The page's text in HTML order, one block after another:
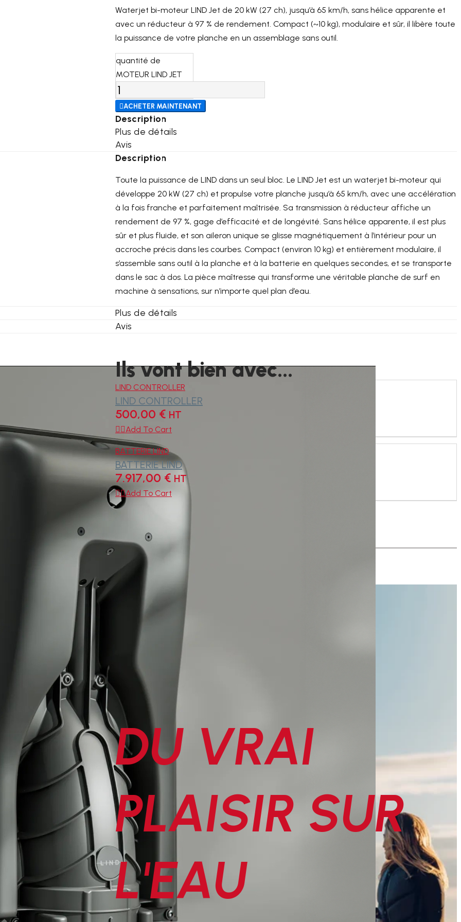
Waterjet bi-moteur LIND Jet de 20 kW (27 ch), jusqu’à 65 km/h, sans hélice apparente et
avec un réducteur à 97 % de rendement. Compact (~10 kg), modulaire et sûr, il libère toute
la puissance de votre planche en un assemblage sans outil.
quantité de
MOTEUR LIND JET
ACHETER MAINTENANT
Description
Plus de détails
Avis
Description
Toute la puissance de LIND dans un seul bloc. Le LIND Jet est un waterjet bi-moteur qui
développe 20 kW (27 ch) et propulse votre planche jusqu’à 65 km/h, avec une accélération
à la fois franche et parfaitement maîtrisée. Sa transmission à réducteur affiche un
rendement de 97 %, gage d’efficacité et de longévité. Sans hélice apparente, il est plus
sûr et plus fluide, et son aileron unique se glisse magnétiquement à l’intérieur pour un
accroche précis dans les courbes. Compact (environ 10 kg) et entièrement modulaire, il
s’assemble sans outil à la planche et à la batterie en quelques secondes, et se transporte
dans le sac à dos. La pièce maîtresse qui transforme une véritable planche de surf en
machine à sensations, sur n’importe quel plan d’eau.
Plus de détails
Avis
Ils vont bien avec...
LIND CONTROLLER
LIND CONTROLLER
500,00 € HT
Add To Cart
BATTERIE LIND
BATTERIE LIND
7.917,00 € HT
Add To Cart
DU VRAI
PLAISIR SUR
L'EAU